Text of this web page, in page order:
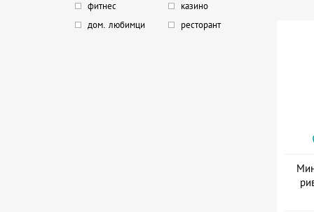
фитнес
казино
дом. любимци
ресторант